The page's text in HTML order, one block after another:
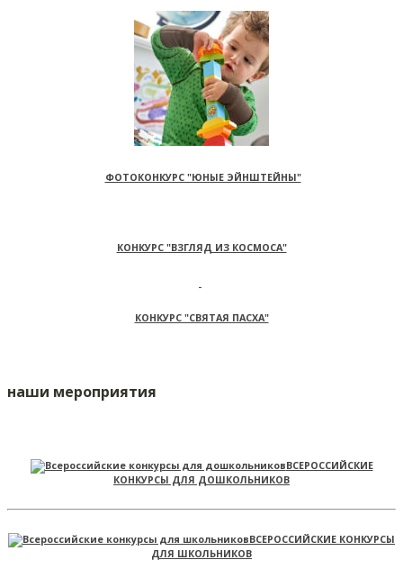
ФОТОКОНКУРС "ЮНЫЕ ЭЙНШТЕЙНЫ"
КОНКУРС "ВЗГЛЯД ИЗ КОСМОСА"
КОНКУРС "СВЯТАЯ ПАСХА"
наши мероприятия
ВСЕРОССИЙСКИЕ
КОНКУРСЫ ДЛЯ ДОШКОЛЬНИКОВ
ВСЕРОССИЙСКИЕ КОНКУРСЫ
ДЛЯ ШКОЛЬНИКОВ